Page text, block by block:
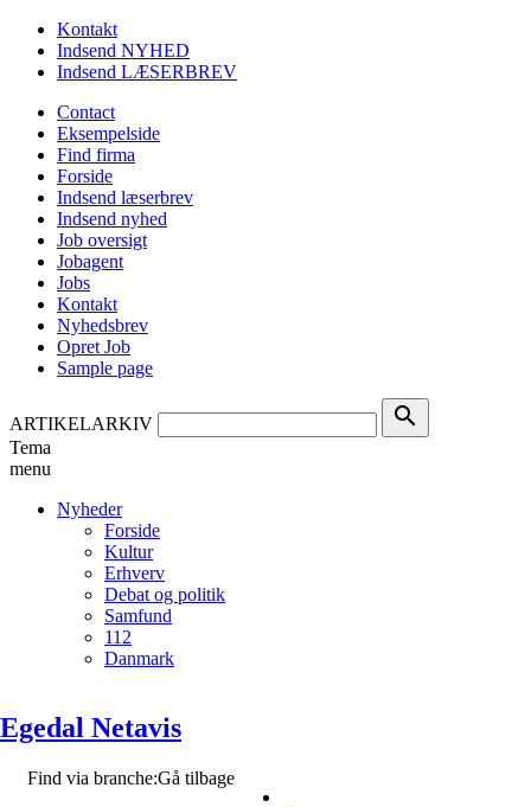
Kontakt
Indsend NYHED
Indsend LÆSERBREV
Contact
Eksempelside
Find firma
Forside
Indsend læserbrev
Indsend nyhed
Job oversigt
Jobagent
Jobs
Kontakt
Nyhedsbrev
Opret Job
Sample page
ARTIKELARKIV search
Tema
menu
Nyheder
Forside
Kultur
Erhverv
Debat og politik
Samfund
112
Danmark
Egedal Netavis
Find via branche:Gå tilbage